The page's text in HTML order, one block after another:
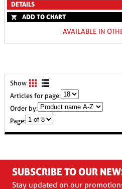
DETAILS
ADD TO CHART
AVAILABLE IN
Show
Articles for page:
Order by:
Page:
SUBSCRIBE TO OUR
Stay updated on our